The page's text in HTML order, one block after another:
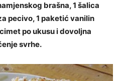
brašna, 1 šalica
pecivo, 1 paketić vanilin
po ukusu i dovoljna
svrhe.